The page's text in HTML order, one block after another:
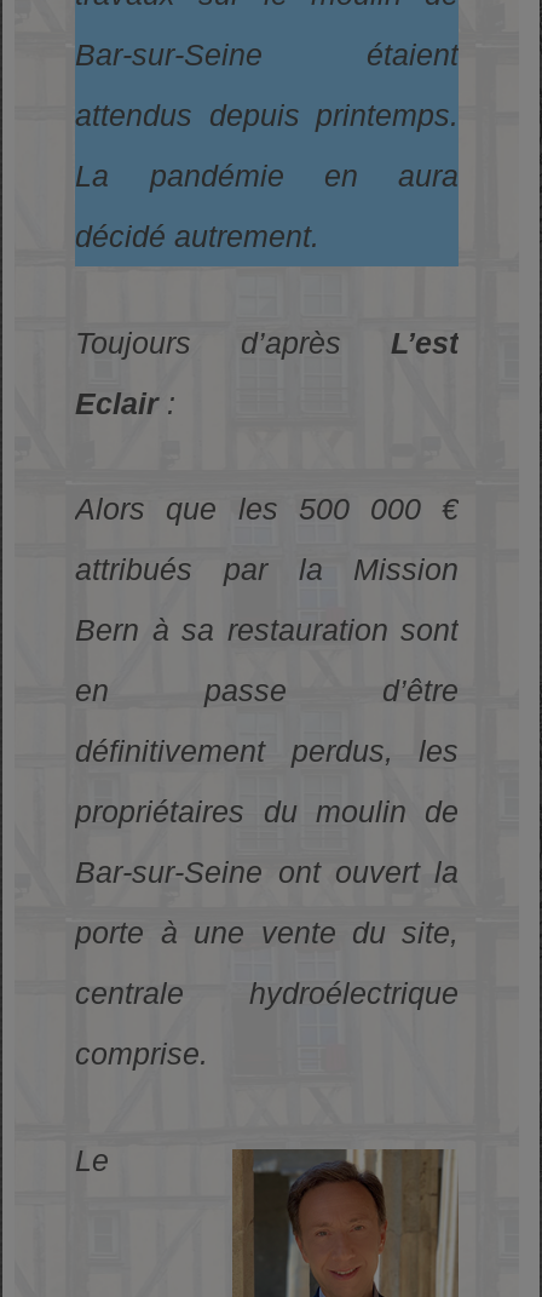
Bar-sur-Seine étaient
attendus depuis printemps.
La pandémie en aura
décidé autrement.
Toujours d’aprèsL’est
Eclair :
Alors que les 500 000 €
attribués par la Mission
Bern à sa restauration sont
en passe d’être
définitivement perdus, les
propriétaires du moulin de
Bar-sur-Seine ont ouvert la
porte à une vente du site,
centrale hydroélectrique
comprise.
Le